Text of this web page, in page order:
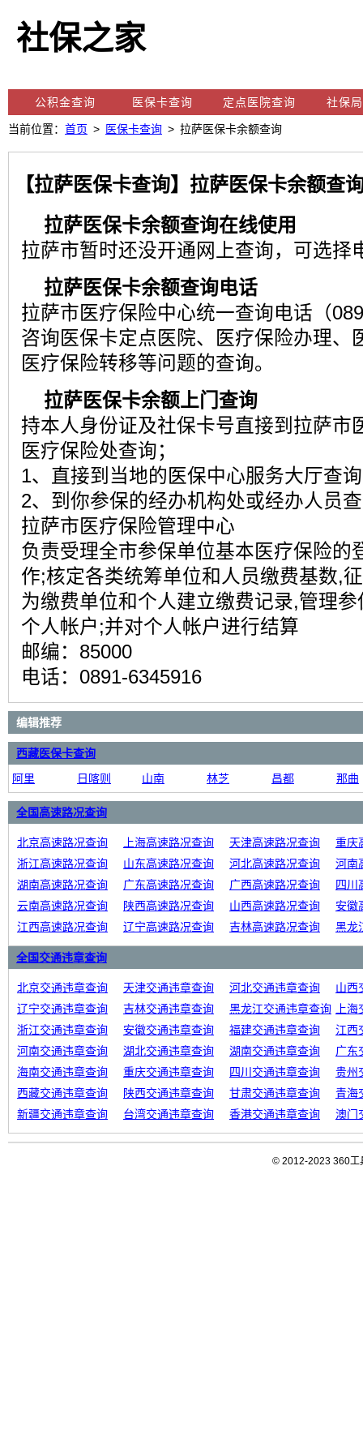
社保之家
公积金查询 医保卡查询 定点医院查询 社保
当前位置： 首页 > 医保卡查询 > 拉萨医保卡余额查询
【拉萨医保卡查询】拉萨医保卡余额查
拉萨医保卡余额查询在线使用
拉萨市暂时还没开通网上查询，可选择
拉萨医保卡余额查询电话
拉萨市医疗保险中心统一查询电话（
咨询医保卡定点医院、医疗保险办理、
医疗保险转移等问题的查询。
拉萨医保卡余额上门查询
持本人身份证及社保卡号直接到拉萨市
医疗保险处查询；
1、直接到当地的医保中心服务大厅查
2、到你参保的经办机构处或经办人员
拉萨市医疗保险管理中心
负责受理全市参保单位基本医疗保险的
作;核定各类统筹单位和人员缴费基数,
为缴费单位和个人建立缴费记录,管理
个人帐户;并对个人帐户进行结算
邮编：85000
电话：0891-6345916
编辑推荐
西藏医保卡查询
阿里
日喀则 山南 林芝 昌都 那曲
全国高速路况查询
北京高速路况查询 上海高速路况查询 天津高速路况查询
重庆
浙江高速路况查询
山东高速路况查询 河北高速路况查询
河南
湖南高速路况查询
广东高速路况查询 广西高速路况查询
四川
云南高速路况查询
陕西高速路况查询 山西高速路况查询
安徽
江西高速路况查询
辽宁高速路况查询 吉林高速路况查询 黑龙
全国交通违章查询
北京交通违章查询 天津交通违章查询 河北交通违章查询
山西
辽宁交通违章查询
吉林交通违章查询 黑龙江交通违章查询
上
浙江交通违章查询
安徽交通违章查询 福建交通违章查询
江西
河南交通违章查询
湖北交通违章查询 湖南交通违章查询
广东
海南交通违章查询
重庆交通违章查询 四川交通违章查询
贵州
西藏交通违章查询
陕西交通违章查询 甘肃交通违章查询
青海
新疆交通违章查询
台湾交通违章查询 香港交通违章查询 澳门
© 2012-2023 360工